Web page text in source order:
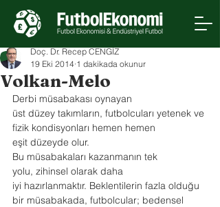
Volkan-Melo
Doç. Dr. Recep CENGİZ
19 Eki 2014 1 dakikada okunur
Derbi müsabakası oynayan
üst düzey takımların, futbolcuları yetenek ve
fizik kondisyonları hemen hemen
eşit düzeyde olur.
Bu müsabakaları kazanmanın tek
yolu, zihinsel olarak daha
iyi hazırlanmaktır. Beklentilerin fazla olduğu
bir müsabakada, futbolcular; bedensel